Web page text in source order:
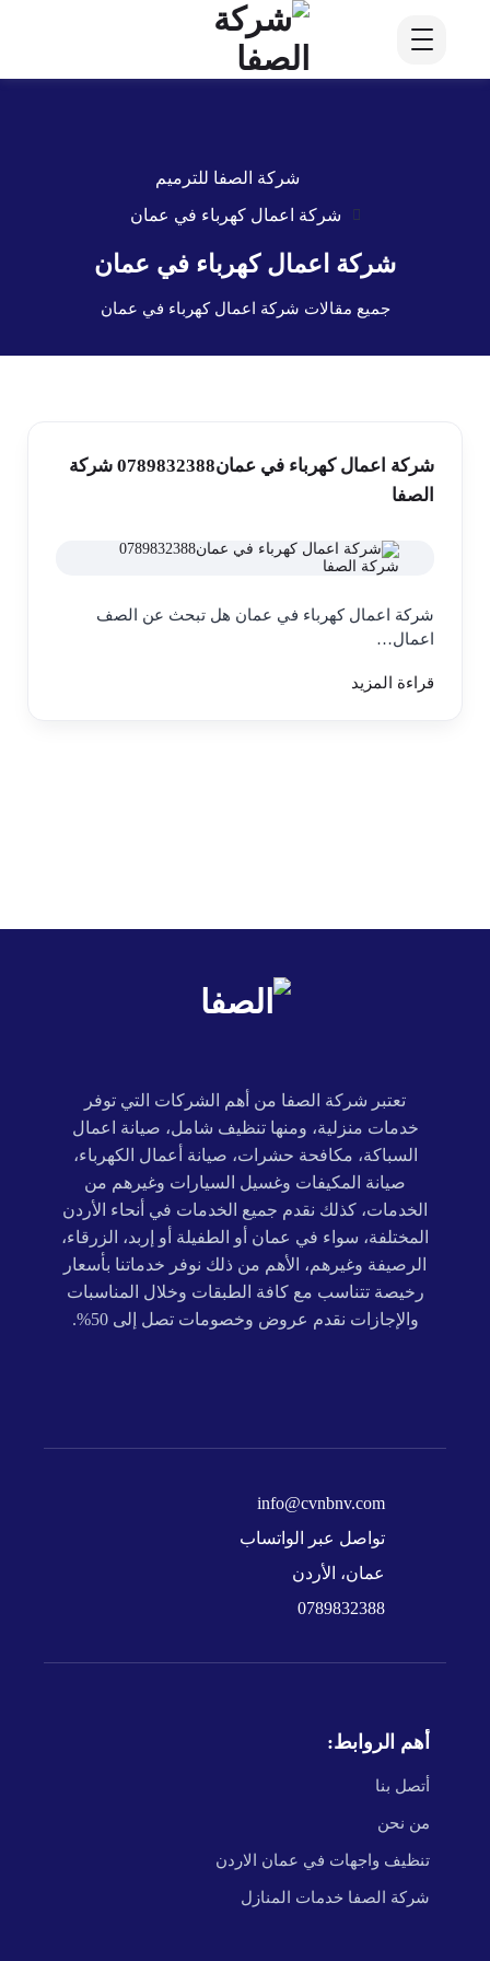
شركة الصفا للترميم
شركة اعمال كهرباء في عمان
شركة اعمال كهرباء في عمان
جميع مقالات شركة اعمال كهرباء في عمان
شركة اعمال كهرباء في عمان0789832388 شركة
الصفا
شركة اعمال كهرباء في عمان هل تبحث عن الصف
اعمال…
قراءة المزيد
تعتبر شركة الصفا من أهم الشركات التي توفر
خدمات منزلية، ومنها تنظيف شامل، صيانة اعمال
السباكة، مكافحة حشرات، صيانة أعمال الكهرباء،
صيانة المكيفات وغسيل السيارات وغيرهم من
الخدمات، كذلك نقدم جميع الخدمات في أنحاء الأردن
المختلفة، سواء في عمان أو الطفيلة أو إربد، الزرقاء،
الرصيفة وغيرهم، الأهم من ذلك نوفر خدماتنا بأسعار
رخيصة تتناسب مع كافة الطبقات وخلال المناسبات
والإجازات نقدم عروض وخصومات تصل إلى 50%.
info@cvnbnv.com
تواصل عبر الواتساب
عمان، الأردن
0789832388
أهم الروابط:
أتصل بنا
من نحن
تنظيف واجهات في عمان الاردن
شركة الصفا خدمات المنازل